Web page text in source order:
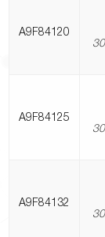
A9F84120
A9F84125
A9F84132